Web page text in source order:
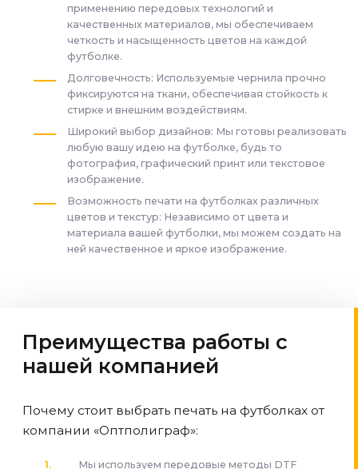
применению передовых технологий и
качественных материалов, мы обеспечиваем
четкость и насыщенность цветов на каждой
футболке.
Долговечность: Используемые чернила прочно
фиксируются на ткани, обеспечивая стойкость к
стирке и внешним воздействиям.
Широкий выбор дизайнов: Мы готовы реализовать
любую вашу идею на футболке, будь то
фотография, графический принт или текстовое
изображение.
Возможность печати на футболках различных
цветов и текстур: Независимо от цвета и
материала вашей футболки, мы можем создать на
ней качественное и яркое изображение.
Преимущества работы с
нашей компанией
Почему стоит выбрать печать на футболках от
компании «Оптполиграф»:
Мы используем передовые методы DTF